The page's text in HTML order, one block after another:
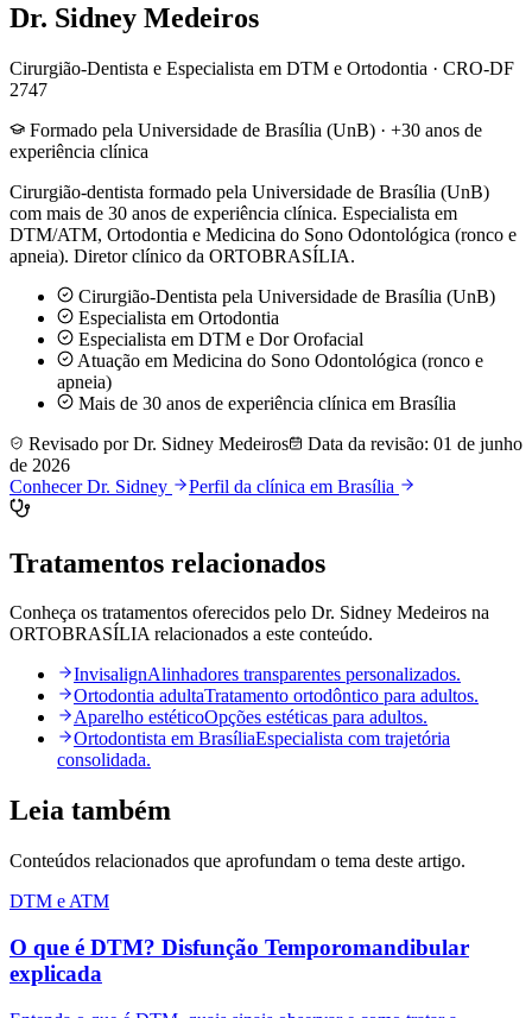
Dr. Sidney Medeiros
Cirurgião-Dentista e Especialista em DTM e Ortodontia · CRO-DF
2747
Formado pela Universidade de Brasília (UnB) · +30 anos de
experiência clínica
Cirurgião-dentista formado pela Universidade de Brasília (UnB)
com mais de 30 anos de experiência clínica. Especialista em
DTM/ATM, Ortodontia e Medicina do Sono Odontológica (ronco e
apneia). Diretor clínico da ORTOBRASÍLIA.
Cirurgião-Dentista pela Universidade de Brasília (UnB)
Especialista em Ortodontia
Especialista em DTM e Dor Orofacial
Atuação em Medicina do Sono Odontológica (ronco e
apneia)
Mais de 30 anos de experiência clínica em Brasília
Revisado porDr. Sidney Medeiros Data da revisão: 01 de junho
de 2026
Conhecer Dr. Sidney
Perfil da clínica em Brasília
Tratamentos relacionados
Conheça os tratamentos oferecidos pelo Dr. Sidney Medeiros na
ORTOBRASÍLIA relacionados a este conteúdo.
InvisalignAlinhadores transparentes personalizados.
Ortodontia adultaTratamento ortodôntico para adultos.
Aparelho estéticoOpções estéticas para adultos.
Ortodontista em BrasíliaEspecialista com trajetória
consolidada.
Leia também
Conteúdos relacionados que aprofundam o tema deste artigo.
DTM e ATM
O que é DTM? Disfunção Temporomandibular
explicada